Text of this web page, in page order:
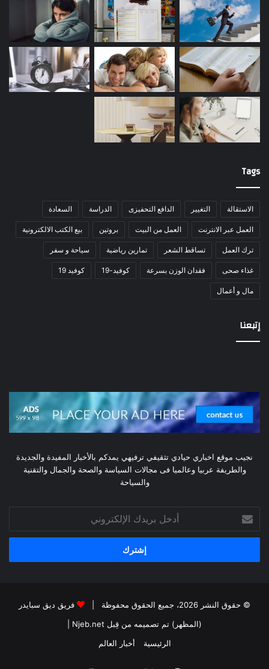
Tags
الاستقالة التغيير الدافع التحفيزى الدراسة السعادة
العمل عبر الانترنت العمل من البيت بروتين بيع الكتب الالكترونية
ترك العمل تساقط الشعر تمارين رياضية سياحة و سفر
غذاء صحى فقدان الوزن بسرعة كوفيد-19 كوفيد 19
مال و أعمال
إتبعنا
نجيب موقع اخباري حيادي تثقيفي ترفيهي يمدكم بالأخبار المفيدة والجديدة
والطريفة عربيا وعالميا فى مجالات السياسة والصحة والجمال والتقنية
والسياحة
بريدك
الإلكتروني
© حقوق النشر 2026، جميع الحقوق محفوظة |
فريق ديق سبايدر
(المظهر) تم تصميمه من قِبل Njeb.net
الرئيسية
أخبار العالم